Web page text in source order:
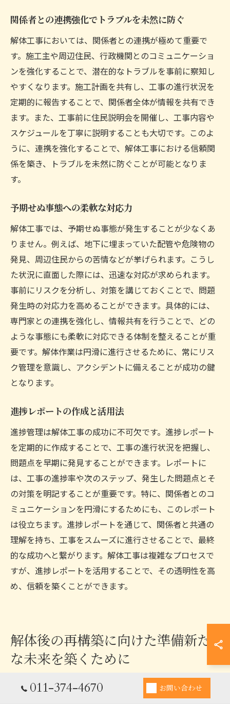
関係者との連携強化でトラブルを未然に防ぐ
解体工事においては、関係者との連携が極めて重要で
す。施工主や周辺住民、行政機関とのコミュニケーショ
ンを強化することで、潜在的なトラブルを事前に察知し
やすくなります。施工計画を共有し、工事の進行状況を
定期的に報告することで、関係者全体が情報を共有でき
ます。また、工事前に住民説明会を開催し、工事内容や
スケジュールを丁寧に説明することも大切です。このよ
うに、連携を強化することで、解体工事における信頼関
係を築き、トラブルを未然に防ぐことが可能となりま
す。
予期せぬ事態への柔軟な対応力
解体工事では、予期せぬ事態が発生することが少なくあ
りません。例えば、地下に埋まっていた配管や危険物の
発見、周辺住民からの苦情などが挙げられます。こうし
た状況に直面した際には、迅速な対応が求められます。
事前にリスクを分析し、対策を講じておくことで、問題
発生時の対応力を高めることができます。具体的には、
専門家との連携を強化し、情報共有を行うことで、どの
ような事態にも柔軟に対応できる体制を整えることが重
要です。解体作業は円滑に進行させるために、常にリス
ク管理を意識し、アクシデントに備えることが成功の鍵
となります。
進捗レポートの作成と活用法
進捗管理は解体工事の成功に不可欠です。進捗レポート
を定期的に作成することで、工事の進行状況を把握し、
問題点を早期に発見することができます。レポートに
は、工事の進捗率や次のステップ、発生した問題点とそ
の対策を明記することが重要です。特に、関係者とのコ
ミュニケーションを円滑にするためにも、このレポート
は役立ちます。進捗レポートを通じて、関係者と共通の
理解を持ち、工事をスムーズに進行させることで、最終
的な成功へと繋がります。解体工事は複雑なプロセスで
すが、進捗レポートを活用することで、その透明性を高
め、信頼を築くことができます。
解体後の再構築に向けた準備新た
な未来を築くために
011-374-4670 お問い合わせ